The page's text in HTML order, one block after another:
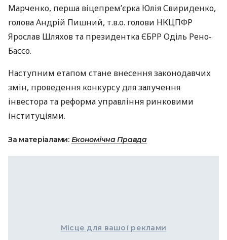
Марченко, перша віцепрем’єрка Юлія Свириденко,
голова Андрій Пишний, т.в.о. голови НКЦПФР
Ярослав Шляхов та президентка ЄБРР Оділь Рено-
Бассо.
Наступним етапом стане внесення законодавчих
змін, проведення конкурсу для залучення
інвестора та реформа управління ринковими
інституціями.
За матеріалами: Економічна Правда
Місце для вашої реклами